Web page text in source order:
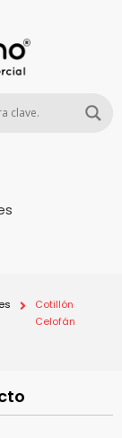
Cotillón
Celofán